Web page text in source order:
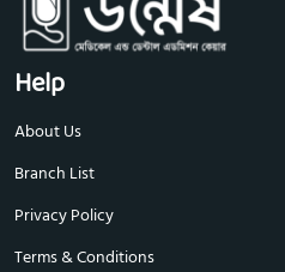
Help
About Us
Branch List
Privacy Policy
Terms & Conditions